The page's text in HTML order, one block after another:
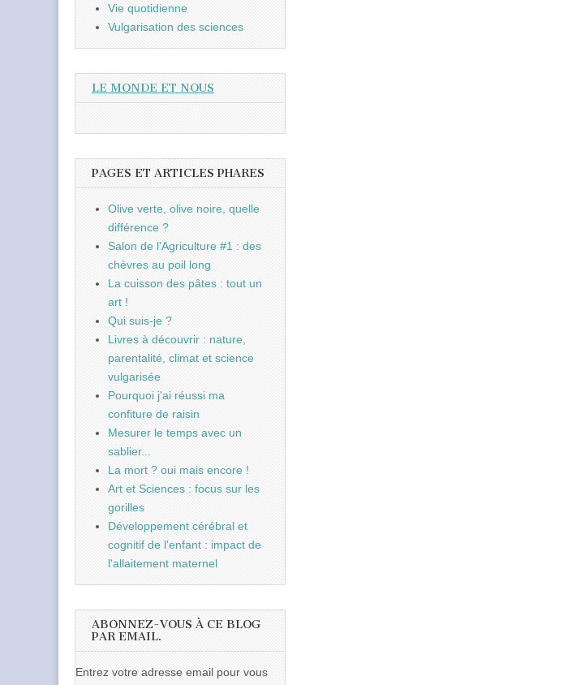
Vie quotidienne
Vulgarisation des sciences
LE MONDE ET NOUS
PAGES ET ARTICLES PHARES
Olive verte, olive noire, quelle
différence ?
Salon de l'Agriculture #1 : des
chèvres au poil long
La cuisson des pâtes : tout un
art !
Qui suis-je ?
Livres à découvrir : nature,
parentalité, climat et science
vulgarisée
Pourquoi j'ai réussi ma
confiture de raisin
Mesurer le temps avec un
sablier...
La mort ? oui mais encore !
Art et Sciences : focus sur les
gorilles
Développement cérébral et
cognitif de l'enfant : impact de
l'allaitement maternel
ABONNEZ-VOUS À CE BLOG
PAR EMAIL.
Entrez votre adresse email pour vous